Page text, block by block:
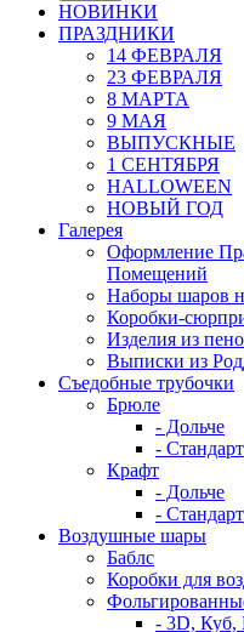
НОВИНКИ
ПРАЗДНИКИ
14 ФЕВРАЛЯ
23 ФЕВРАЛЯ
8 МАРТА
9 МАЯ
ВЫПУСКНЫЕ
1 СЕНТЯБРЯ
HALLOWEEN
НОВЫЙ ГОД
Галерея
Оформление
Помещений
Наборы шаров
Коробки-
Изделия из
Выписки из
Съедобные трубочки
Брюле
- Дольче
- Стандарт
Крафт
- Дольче
- Стандарт
Воздушные шары
Баблс
Коробки для
- 3D, Куб,